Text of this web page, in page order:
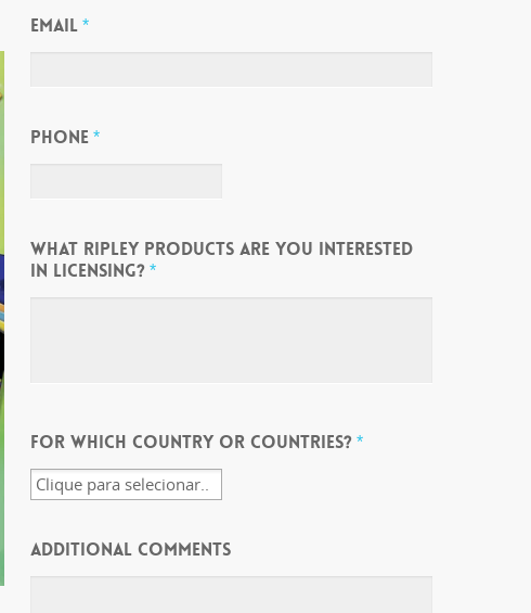
EMAIL*
PHONE*
WHAT RIPLEY PRODUCTS ARE YOU INTERESTED
IN LICENSING?*
FOR WHICH COUNTRY OR COUNTRIES?*
ADDITIONAL COMMENTS